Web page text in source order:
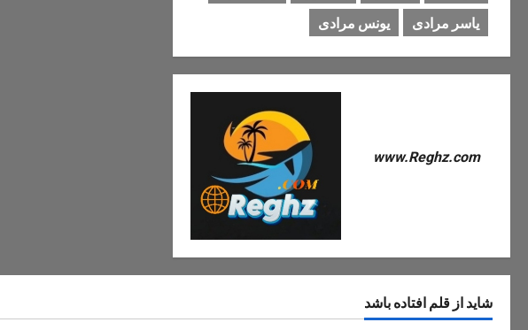
یاسر مرادی
یونس مرادی
www.Reghz.com
شاید از قلم افتاده باشد